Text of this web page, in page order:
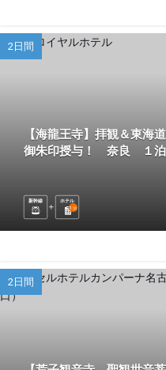
2日間
【海龍王寺】拝観＆東海
御朱印授与！ 奈良 １泊
新幹線
ホテル
1 泊
2日間